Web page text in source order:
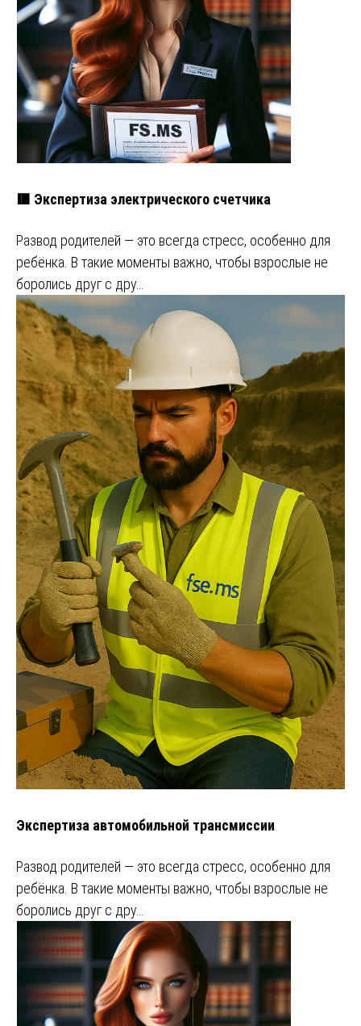
🟥 Экспертиза электрического счетчика
Развод родителей — это всегда стресс, особенно для
ребёнка. В такие моменты важно, чтобы взрослые не
боролись друг с дру…
Экспертиза автомобильной трансмиссии
Развод родителей — это всегда стресс, особенно для
ребёнка. В такие моменты важно, чтобы взрослые не
боролись друг с дру…